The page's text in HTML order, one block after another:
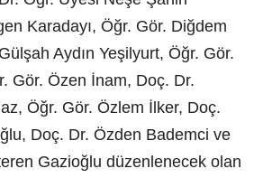
Karadayı, Öğr. Gör. Diğdem
Aydın Yeşilyurt, Öğr. Gör.
Gör. Özen İnam, Doç. Dr.
Öğr. Gör. Özlem İlker, Doç.
Doç. Dr. Özden Bademci ve
Gazioğlu düzenlenecek olan